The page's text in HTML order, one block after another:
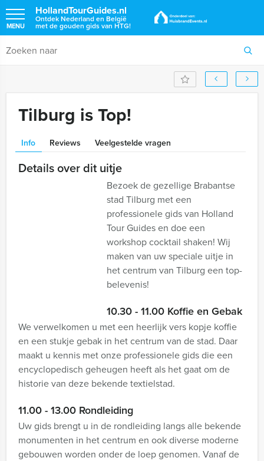
HollandTourGuides.nl
Ontdek Nederland en België
met de gouden gids van HTG!
MENU
Tilburg is Top!
Info Reviews Veelgestelde vragen
Details over dit uitje
Bezoek de gezellige Brabantse
stad Tilburg met een
professionele gids van Holland
Tour Guides en doe een
workshop cocktail shaken! Wij
maken van uw speciale uitje in
het centrum van Tilburg een top-
belevenis!
10.30 - 11.00 Koffie en Gebak
We verwelkomen u met een heerlijk vers kopje koffie
en een stukje gebak in het centrum van de stad. Daar
maakt u kennis met onze professionele gids die een
encyclopedisch geheugen heeft als het gaat om de
historie van deze bekende textielstad.
11.00 - 13.00 Rondleiding
Uw gids brengt u in de rondleiding langs alle bekende
monumenten in het centrum en ook diverse moderne
gebouwen worden onder de loep genomen. Vanaf de